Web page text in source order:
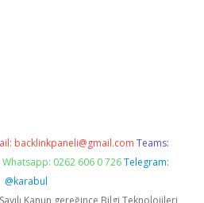
backlinkpaneli@gmail.com Teams:
Whatsapp: 0262 606 0 726 Telegram:
@karabul
Kanun gereğince Bilgi Teknolojileri